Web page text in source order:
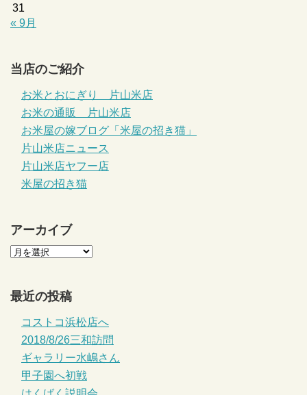
31
« 9月
当店のご紹介
お米とおにぎり 片山米店
お米の通販 片山米店
お米屋の嫁ブログ「米屋の招き猫」
片山米店ニュース
片山米店ヤフー店
米屋の招き猫
アーカイブ
最近の投稿
コストコ浜松店へ
2018/8/26三和訪問
ギャラリー水嶋さん
甲子園へ初戦